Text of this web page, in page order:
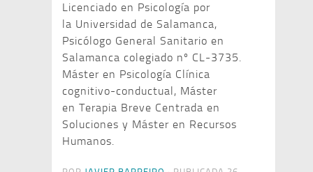
Licenciado en Psicología por
la Universidad de Salamanca,
Psicólogo General Sanitario en
Salamanca colegiado nº CL-3735.
Máster en Psicología Clínica
cognitivo-conductual, Máster
en Terapia Breve Centrada en
Soluciones y Máster en Recursos
Humanos.